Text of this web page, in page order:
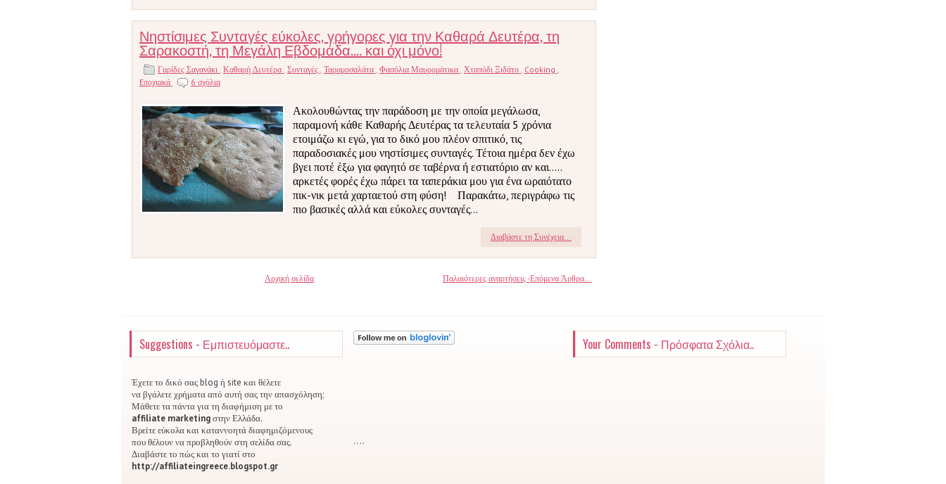
Νηστίσιμες Συνταγές εύκολες, γρήγορες για την Καθαρά Δευτέρα, τη
Σαρακοστή, τη Μεγάλη Εβδομάδα.... και όχι μόνο!
Γαρίδες Σαγανάκι , Καθαρή Δευτέρα , Συνταγές , Ταραμοσαλάτα , Φασόλια Μαυρομάτικα , Χταπόδι Ξιδάτο , Cooking ,
Eποχιακά
6 σχόλια
Ακολουθώντας την παράδοση με την οποία μεγάλωσα,
παραμονή κάθε Καθαρής Δευτέρας τα τελευταία 5 χρόνια
ετοιμάζω κι εγώ, για το δικό μου πλέον σπιτικό, τις
παραδοσιακές μου νηστίσιμες συνταγές. Τέτοια ημέρα δεν έχω
βγει ποτέ έξω για φαγητό σε ταβέρνα ή εστιατόριο αν και.....
αρκετές φορές έχω πάρει τα ταπεράκια μου για ένα ωραιότατο
πικ-νικ μετά χαρταετού στη φύση! Παρακάτω, περιγράφω τις
πιο βασικές αλλά και εύκολες συνταγές...
Διαβάστε τη Συνέχεια...
Παλαιότερες αναρτήσεις -Επόμενα Άρθρα...
Αρχική σελίδα
Suggestions - Εμπιστευόμαστε..
Έχετε το δικό σας blog ή site και θέλετε
να βγάλετε χρήματα από αυτή σας την απασχόληση;
Μάθετε τα πάντα για τη διαφήμιση με το
affiliate marketingστην Ελλάδα.
Βρείτε εύκολα και καταννοητά διαφημιζόμενους
που θέλουν να προβληθούν στη σελίδα σας.
Διαβάστε το πώς και το γιατί στο
http://affiliateingreece.blogspot.gr
.. ..
Your Comments - Πρόσφατα Σχόλια..